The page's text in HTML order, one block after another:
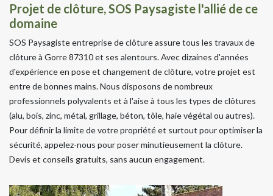
Projet de clôture, SOS Paysagiste l'allié de ce
domaine
SOS Paysagiste entreprise de clôture assure tous les travaux de
clôture à Gorre 87310 et ses alentours. Avec dizaines d'années
d'expérience en pose et changement de clôture, votre projet est
entre de bonnes mains. Nous disposons de nombreux
professionnels polyvalents et à l'aise à tous les types de clôtures
(alu, bois, zinc, métal, grillage, béton, tôle, haie végétal ou autres).
Pour définir la limite de votre propriété et surtout pour optimiser la
sécurité, appelez-nous pour poser minutieusement la clôture.
Devis et conseils gratuits, sans aucun engagement.